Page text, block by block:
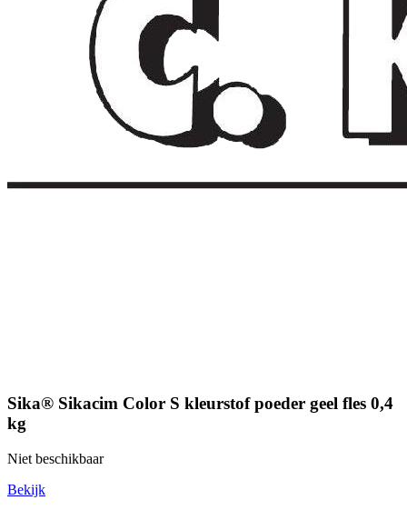
Sika® Sikacim Color S kleurstof poeder geel fles 0,4
kg
Niet beschikbaar
Bekijk